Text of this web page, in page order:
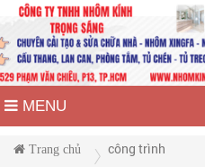
MENU
Trang chủ
công trình